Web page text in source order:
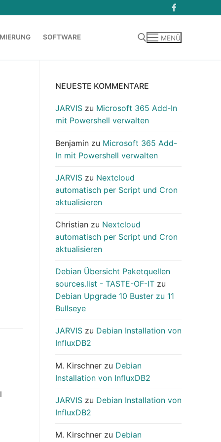
SOFTWARE MENÜ
NEUESTE KOMMENTARE
JARVIS zu Microsoft 365 Add-In
mit Powershell verwalten
Benjamin zu Microsoft 365 Add-
In mit Powershell verwalten
JARVIS zu Nextcloud
automatisch per Script und Cron
aktualisieren
Christian zu Nextcloud
automatisch per Script und Cron
aktualisieren
Debian Übersicht Paketquellen
sources.list - TASTE-OF-IT zu
Debian Upgrade 10 Buster zu 11
Bullseye
JARVIS zu Debian Installation von
InfluxDB2
M. Kirschner zu Debian
Installation von InfluxDB2
JARVIS zu Debian Installation von
InfluxDB2
M. Kirschner zu Debian